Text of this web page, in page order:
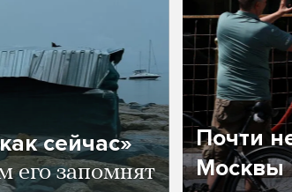
сейчас»
его запомнят
Почти
Москвы